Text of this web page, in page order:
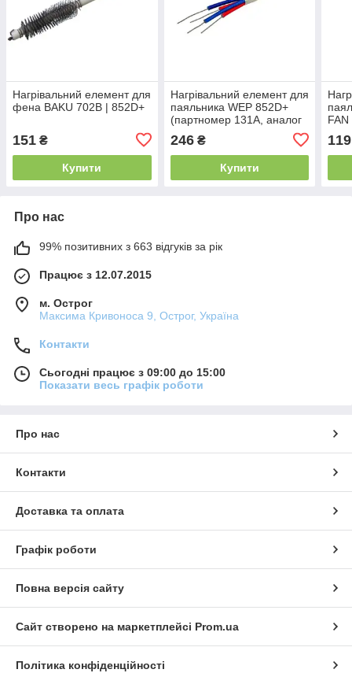
Нагрівальний елемент для
фена BAKU 702B | 852D+
151 ₴
Купити
Нагрівальний елемент для
паяльника WEP 852D+
(партномер 131A, аналог
246₴
Купити
119
Про нас
99% позитивних з 663 відгуків за рік
Працює з 12.07.2015
м. Острог
Максима Кривоноса 9, Острог, Україна
Контакти
Сьогодні працює з 09:00 до 15:00
Показати весь графік роботи
Про нас
Контакти
Доставка та оплата
Графік роботи
Повна версія сайту
Сайт створено на маркетплейсі Prom.ua
Політика конфіденційності